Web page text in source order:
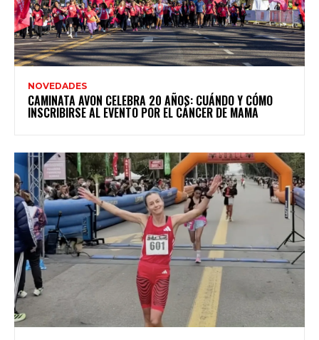
NOVEDADES
CAMINATA AVON CELEBRA 20 AÑOS: CUÁNDO Y CÓMO
INSCRIBIRSE AL EVENTO POR EL CÁNCER DE MAMA